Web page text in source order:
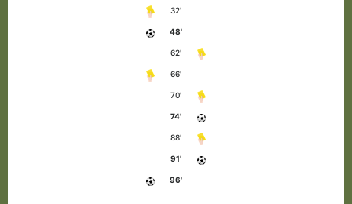
32'
48'
62'
66'
70'
74'
88'
91'
96'